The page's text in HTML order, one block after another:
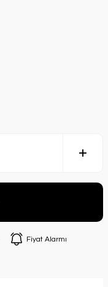
Fiyat Alarmı